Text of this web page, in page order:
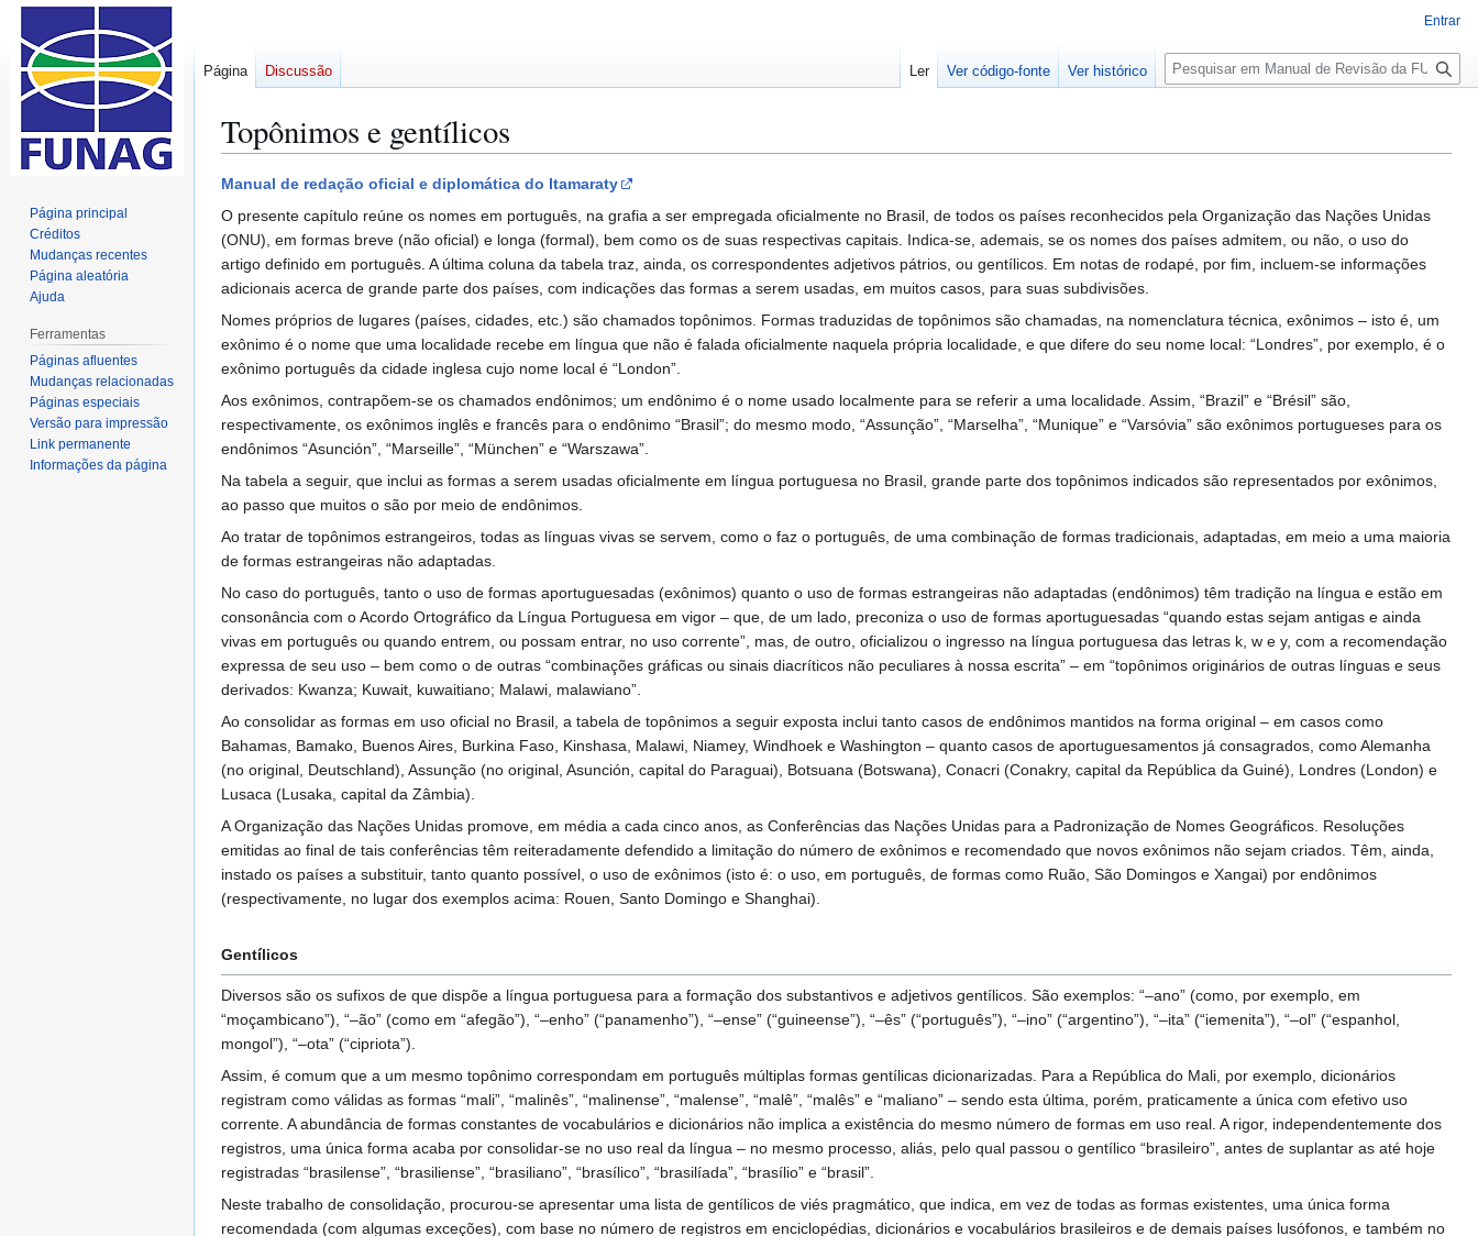
Topônimos e gentílicos
Ir
para
navegação
Ir
para
pesquisar
Manual de redação oficial e diplomática do Itamaraty
O presente capítulo reúne os nomes em português, na grafia a ser empregada oficialmente no Brasil, de todos os países reconhecidos pela Organização das Nações Unidas
(ONU), em formas breve (não oficial) e longa (formal), bem como os de suas respectivas capitais. Indica-se, ademais, se os nomes dos países admitem, ou não, o uso do
artigo definido em português. A última coluna da tabela traz, ainda, os correspondentes adjetivos pátrios, ou gentílicos. Em notas de rodapé, por fim, incluem-se informações
adicionais acerca de grande parte dos países, com indicações das formas a serem usadas, em muitos casos, para suas subdivisões.
Nomes próprios de lugares (países, cidades, etc.) são chamados topônimos. Formas traduzidas de topônimos são chamadas, na nomenclatura técnica, exônimos – isto é, um
exônimo é o nome que uma localidade recebe em língua que não é falada oficialmente naquela própria localidade, e que difere do seu nome local: “Londres”, por exemplo, é o
exônimo português da cidade inglesa cujo nome local é “London”.
Aos exônimos, contrapõem-se os chamados endônimos; um endônimo é o nome usado localmente para se referir a uma localidade. Assim, “Brazil” e “Brésil” são,
respectivamente, os exônimos inglês e francês para o endônimo “Brasil”; do mesmo modo, “Assunção”, “Marselha”, “Munique” e “Varsóvia” são exônimos portugueses para os
endônimos “Asunción”, “Marseille”, “München” e “Warszawa”.
Na tabela a seguir, que inclui as formas a serem usadas oficialmente em língua portuguesa no Brasil, grande parte dos topônimos indicados são representados por exônimos,
ao passo que muitos o são por meio de endônimos.
Ao tratar de topônimos estrangeiros, todas as línguas vivas se servem, como o faz o português, de uma combinação de formas tradicionais, adaptadas, em meio a uma maioria
de formas estrangeiras não adaptadas.
No caso do português, tanto o uso de formas aportuguesadas (exônimos) quanto o uso de formas estrangeiras não adaptadas (endônimos) têm tradição na língua e estão em
consonância com o Acordo Ortográfico da Língua Portuguesa em vigor – que, de um lado, preconiza o uso de formas aportuguesadas “quando estas sejam antigas e ainda
vivas em português ou quando entrem, ou possam entrar, no uso corrente”, mas, de outro, oficializou o ingresso na língua portuguesa das letras k, w e y, com a recomendação
expressa de seu uso – bem como o de outras “combinações gráficas ou sinais diacríticos não peculiares à nossa escrita” – em “topônimos originários de outras línguas e seus
derivados: Kwanza; Kuwait, kuwaitiano; Malawi, malawiano”.
Ao consolidar as formas em uso oficial no Brasil, a tabela de topônimos a seguir exposta inclui tanto casos de endônimos mantidos na forma original – em casos como
Bahamas, Bamako, Buenos Aires, Burkina Faso, Kinshasa, Malawi, Niamey, Windhoek e Washington – quanto casos de aportuguesamentos já consagrados, como Alemanha
(no original, Deutschland), Assunção (no original, Asunción, capital do Paraguai), Botsuana (Botswana), Conacri (Conakry, capital da República da Guiné), Londres (London) e
Lusaca (Lusaka, capital da Zâmbia).
A Organização das Nações Unidas promove, em média a cada cinco anos, as Conferências das Nações Unidas para a Padronização de Nomes Geográficos. Resoluções
emitidas ao final de tais conferências têm reiteradamente defendido a limitação do número de exônimos e recomendado que novos exônimos não sejam criados. Têm, ainda,
instado os países a substituir, tanto quanto possível, o uso de exônimos (isto é: o uso, em português, de formas como Ruão, São Domingos e Xangai) por endônimos
(respectivamente, no lugar dos exemplos acima: Rouen, Santo Domingo e Shanghai).
Gentílicos
Diversos são os sufixos de que dispõe a língua portuguesa para a formação dos substantivos e adjetivos gentílicos. São exemplos: “–ano” (como, por exemplo, em
“moçambicano”), “–ão” (como em “afegão”), “–enho” (“panamenho”), “–ense” (“guineense”), “–ês” (“português”), “–ino” (“argentino”), “–ita” (“iemenita”), “–ol” (“espanhol,
mongol”), “–ota” (“cipriota”).
Assim, é comum que a um mesmo topônimo correspondam em português múltiplas formas gentílicas dicionarizadas. Para a República do Mali, por exemplo, dicionários
registram como válidas as formas “mali”, “malinês”, “malinense”, “malense”, “malê”, “malês” e “maliano” – sendo esta última, porém, praticamente a única com efetivo uso
corrente. A abundância de formas constantes de vocabulários e dicionários não implica a existência do mesmo número de formas em uso real. A rigor, independentemente dos
registros, uma única forma acaba por consolidar-se no uso real da língua – no mesmo processo, aliás, pelo qual passou o gentílico “brasileiro”, antes de suplantar as até hoje
registradas “brasilense”, “brasiliense”, “brasiliano”, “brasílico”, “brasilíada”, “brasílio” e “brasil”.
Neste trabalho de consolidação, procurou-se apresentar uma lista de gentílicos de viés pragmático, que indica, em vez de todas as formas existentes, uma única forma
recomendada (com algumas exceções), com base no número de registros em enciclopédias, dicionários e vocabulários brasileiros e de demais países lusófonos, e também no
Entrar
Página Discussão Ler Ver código-fonte Ver histórico
P
e
u
s
a
Página principal
Créditos
Mudanças recentes
Página aleatória
Ajuda
Ferramentas
Páginas afluentes
Mudanças relacionadas
Páginas especiais
Versão para impressão
Link permanente
Informações da página